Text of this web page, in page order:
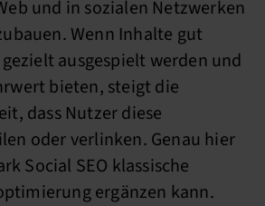
und in sozialen Netzwerken
Wenn Inhalte gut
ausgespielt werden und
bieten, steigt die
dass Nutzer diese
oder verlinken. Genau hier
Social SEO klassische
ergänzen kann.